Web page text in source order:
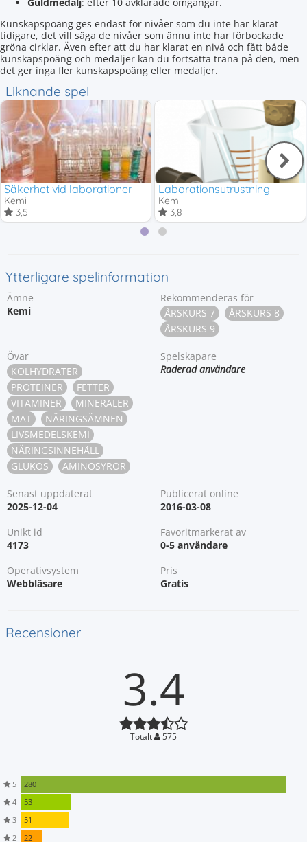
Kunskapspoäng ges endast för nivåer som du inte har klarat
tidigare, det vill säga de nivåer som ännu inte har förbockade
gröna cirklar. Även efter att du har klarat en nivå och fått både
kunskapspoäng och medaljer kan du fortsätta träna på den, men
det ger inga fler kunskapspoäng eller medaljer.
Liknande spel
Säkerhet vid laborationer
Kemi
3,5
Laborationsutrustning
Kemi
3,8
Ytterligare spelinformation
Ämne
Kemi
Rekommenderas för
ÅRSKURS 7
ÅRSKURS 8
ÅRSKURS 9
Övar
KOLHYDRATER
PROTEINER
FETTER
VITAMINER
MINERALER
MAT
NÄRINGSÄMNEN
LIVSMEDELSKEMI
NÄRINGSINNEHÅLL
GLUKOS
AMINOSYROR
Spelskapare
Raderad användare
Senast uppdaterat
2025-12-04
Publicerat online
2016-03-08
Unikt id
4173
Favoritmarkerat av
0-5 användare
Operativsystem
Webbläsare
Pris
Gratis
Recensioner
3.4
Totalt 575
5
280
4
53
3
51
2
22